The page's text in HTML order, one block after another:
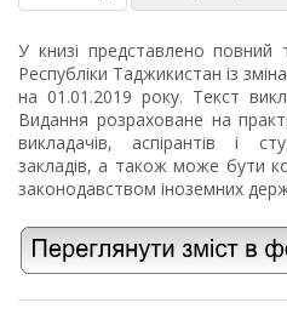
У книзі представлено повний
Республіки Таджикистан із
на 01.01.2019 року. Текст
Видання розраховане на
викладачів, аспірантів і
закладів, а також може бути
законодавством іноземних